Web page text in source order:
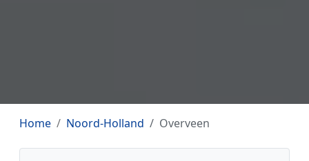
Home Noord-Holland Overveen